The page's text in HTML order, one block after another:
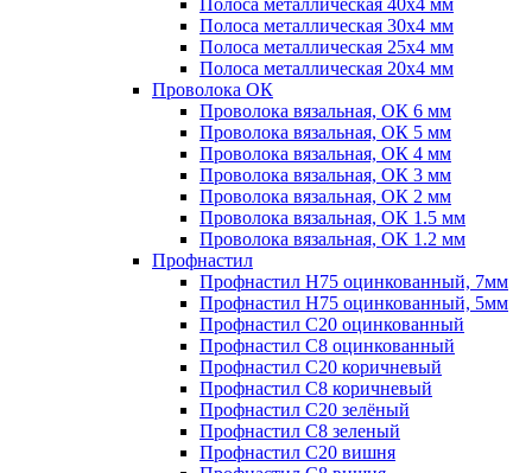
Полоса металлическая 40х4 мм
Полоса металлическая 30х4 мм
Полоса металлическая 25х4 мм
Полоса металлическая 20х4 мм
Проволока ОК
Проволока вязальная, ОК 6 мм
Проволока вязальная, ОК 5 мм
Проволока вязальная, ОК 4 мм
Проволока вязальная, ОК 3 мм
Проволока вязальная, ОК 2 мм
Проволока вязальная, ОК 1.5 мм
Проволока вязальная, ОК 1.2 мм
Профнастил
Профнастил H75 оцинкованный, 7мм
Профнастил H75 оцинкованный, 5мм
Профнастил С20 оцинкованный
Профнастил С8 оцинкованный
Профнастил С20 коричневый
Профнастил С8 коричневый
Профнастил С20 зелёный
Профнастил С8 зеленый
Профнастил С20 вишня